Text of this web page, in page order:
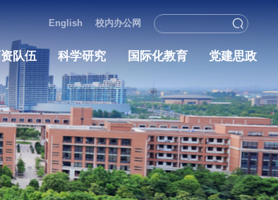
校内办
人才培养 师资队伍 科学研究